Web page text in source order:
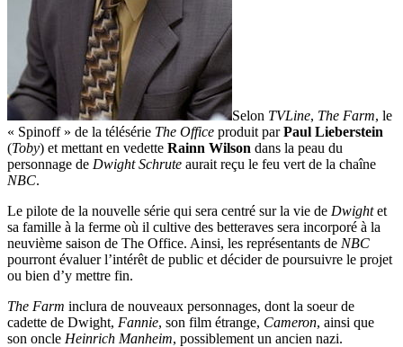
Selon TVLine, The Farm, le
« Spinoff » de la télésérie The Office produit parPaul Lieberstein
(Toby) et mettant en vedette Rainn Wilson dans la peau du
personnage de Dwight Schrute aurait reçu le feu vert de la chaîne
NBC.
Le pilote de la nouvelle série qui sera centré sur la vie de Dwightet
sa famille à la ferme où il cultive des betteraves sera incorporé à la
neuvième saison de The Office. Ainsi, les représentants de NBC
pourront évaluer l’intérêt de public et décider de poursuivre le projet
ou bien d’y mettre fin.
The Farm inclura de nouveaux personnages, dont la soeur de
cadette de Dwight, Fannie, son film étrange, Cameron, ainsi que
son oncle Heinrich Manheim, possiblement un ancien nazi.